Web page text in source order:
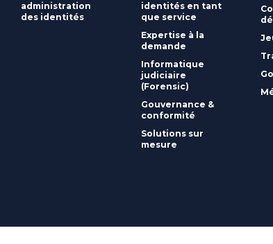
administration
des identités
identités en tant
que service
Expertise à la
demande
Informatique
judiciaire
(Forensic)
Gouvernance &
conformité
Solutions sur
mesure